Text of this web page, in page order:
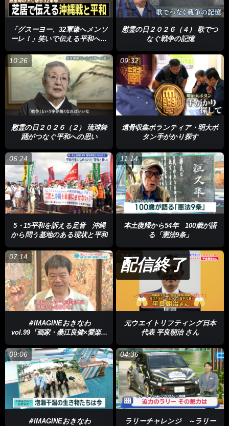
ってみた」といった動画が人々の心を掴み話題に。今や様々な
CMに引っ張りだこです。しまくとぅばに興味を持ったきっかけ
は…
Rainさん「祖母が親戚と話しているときに、英語しゃべってま
す？というくらいウチナーグチがすごくて。それがとんでもなく
かっこいいなと思って。私もこんな風にしゃべってみたいと思っ
たのが興味を持ったきっかけ。ペラペラしゃべれないけど歌詞な
らいける」
今回は、沖縄音楽の専門家、助っ人のゴサマルさんと一緒に今帰
仁村にある「ひやみかち節」の歌碑を訪れました。
「ひや、ひや、ひやひやひや♪～」
この歌碑の建立に携わった大城さんにその歌の意味を教えてもら
いました。
「ななくるびくるでぃ ひやみかち うきて わし
た このうちなーしけーに しらさ」
Rainさん「七回転んでもひやっ！と起き上がって私たちのこの
沖縄、世界に知らせようぜ！」
大城茂樹さん「あたり！」
「グスーヨー、32軍壕へメンソ
ーレ！」笑いで伝える平和への
慰霊の日２０２６（４） 歌でつ
なぐ戦争の記憶
10:26
慰霊の日２０２６（２） 琉球舞
踊がつなぐ平和への思い
09:32
遺骨収集ボランティア・明大ボ
タン手がかり探す
06:24
5・15平和を訴える足音 沖縄
から問う基地のある現状と平和
11:14
本土復帰から54年 100歳が語
る「憲法9条」
07:14
＃IMAGINEおきなわ
vol.99「画家・桑江良健×愛楽園
ー』な世界」
24:36
配信終了
元ウエイトリフティング日本
代表 平良朝治 さん
09:06
＃IMAGINEおきなわ
04:36
ラリーチャレンジ ～ラリー